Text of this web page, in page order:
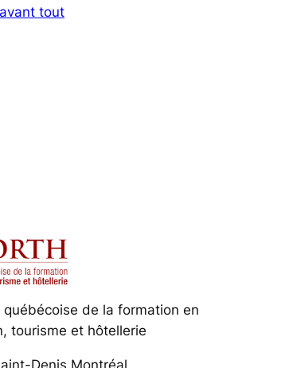
tout
québécoise de la formation en
tourisme et hôtellerie
Denis Montréal